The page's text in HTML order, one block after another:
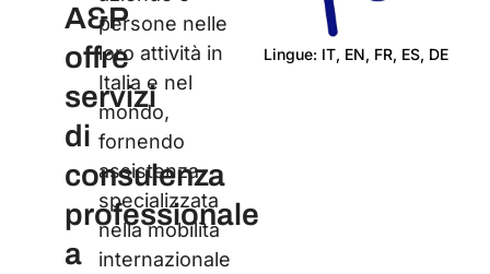
A&P
offre
servizi
di
consulenza
professionale
a
persone nelle
loro attività in
Italia e nel
mondo,
fornendo
assistenza
specializzata
nella mobilità
internazionale
Lingue: IT, EN, FR, ES, DE